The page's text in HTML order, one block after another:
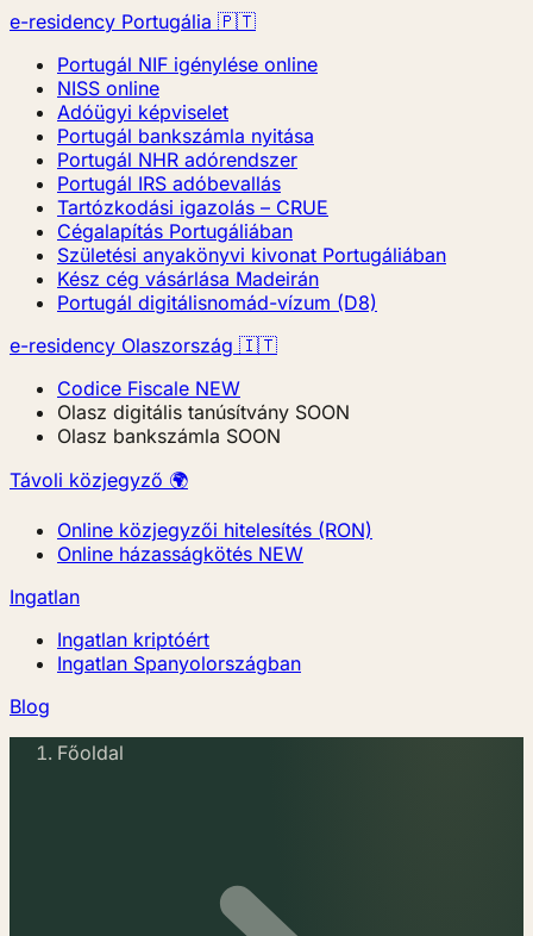
e-residency Portugália 🇵🇹
Portugál NIF igénylése online
NISS online
Adóügyi képviselet
Portugál bankszámla nyitása
Portugál NHR adórendszer
Portugál IRS adóbevallás
Tartózkodási igazolás – CRUE
Cégalapítás Portugáliában
Születési anyakönyvi kivonat Portugáliában
Kész cég vásárlása Madeirán
Portugál digitálisnomád-vízum (D8)
e-residency Olaszország 🇮🇹
Codice Fiscale NEW
Olasz digitális tanúsítvány SOON
Olasz bankszámla SOON
Távoli közjegyző 🌍
Online közjegyzői hitelesítés (RON)
Online házasságkötés NEW
Ingatlan
Ingatlan kriptóért
Ingatlan Spanyolországban
Blog
Főoldal